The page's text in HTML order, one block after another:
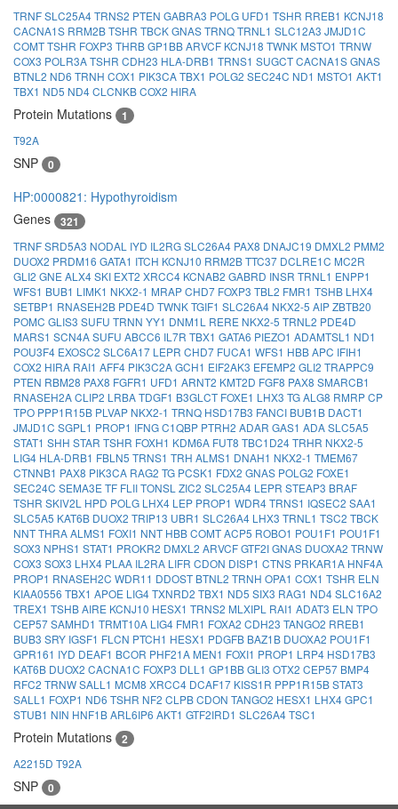
TRNFSLC25A4TRNS2 PTEN GABRA3 POLG UFD1 TSHR RREB1 KCNJ18
CACNA1S RRM2BTSHR TBCKGNASTRNQTRNL1 SLC12A3 JMJD1C
COMTTSHR FOXP3 THRBGP1BBARVCF KCNJ18 TWNK MSTO1 TRNW
COX3 POLR3ATSHR CDH23 HLA-DRB1 TRNS1 SUGCTCACNA1SGNAS
BTNL2 ND6 TRNH COX1 PIK3CATBX1 POLG2 SEC24C ND1 MSTO1 AKT1
TBX1 ND5 ND4CLCNKBCOX2 HIRA
Protein Mutations 1
T92A
SNP 0
HP:0000821: Hypothyroidism
Genes
321
TRNFSRD5A3 NODAL IYD IL2RGSLC26A4 PAX8 DNAJC19 DMXL2 PMM2
DUOX2 PRDM16 GATA1 ITCH KCNJ10 RRM2BTTC37 DCLRE1C MC2R
GLI2 GNE ALX4SKI EXT2 XRCC4 KCNAB2 GABRD INSR TRNL1 ENPP1
WFS1 BUB1 LIMK1 NKX2-1 MRAPCHD7 FOXP3 TBL2 FMR1 TSHB LHX4
SETBP1 RNASEH2B PDE4D TWNKTGIF1 SLC26A4 NKX2-5 AIPZBTB20
POMC GLIS3 SUFU TRNN YY1 DNM1L RERE NKX2-5 TRNL2 PDE4D
MARS1 SCN4ASUFU ABCC6 IL7R TBX1 GATA6 PIEZO1 ADAMTSL1 ND1
POU3F4 EXOSC2 SLC6A17 LEPR CHD7 FUCA1 WFS1 HBBAPC IFIH1
COX2 HIRA RAI1 AFF4 PIK3C2AGCH1 EIF2AK3 EFEMP2 GLI2 TRAPPC9
PTEN RBM28 PAX8 FGFR1 UFD1 ARNT2 KMT2D FGF8 PAX8 SMARCB1
RNASEH2ACLIP2 LRBATDGF1 B3GLCT FOXE1 LHX3 TGALG8 RMRPCP
TPO PPP1R15B PLVAP NKX2-1 TRNQ HSD17B3 FANCI BUB1B DACT1
JMJD1C SGPL1 PROP1 IFNGC1QBP PTRH2 ADAR GAS1 ADASLC5A5
STAT1 SHH STAR TSHR FOXH1 KDM6A FUT8 TBC1D24TRHR NKX2-5
LIG4 HLA-DRB1 FBLN5 TRNS1 TRH ALMS1 DNAH1 NKX2-1 TMEM67
CTNNB1 PAX8 PIK3CA RAG2 TG PCSK1 FDX2 GNAS POLG2 FOXE1
SEC24C SEMA3E TF FLIITONSL ZIC2 SLC25A4 LEPR STEAP3 BRAF
TSHR SKIV2L HPD POLG LHX4 LEP PROP1 WDR4TRNS1 IQSEC2 SAA1
SLC5A5 KAT6B DUOX2 TRIP13 UBR1 SLC26A4 LHX3 TRNL1 TSC2 TBCK
NNTTHRAALMS1 FOXI1 NNT HBBCOMTACP5 ROBO1 POU1F1 POU1F1
SOX3 NPHS1 STAT1 PROKR2 DMXL2 ARVCFGTF2IGNAS DUOXA2 TRNW
COX3 SOX3 LHX4 PLAA IL2RA LIFR CDON DISP1 CTNS PRKAR1A HNF4A
PROP1 RNASEH2C WDR11 DDOST BTNL2 TRNH OPA1 COX1 TSHR ELN
KIAA0556 TBX1 APOE LIG4TXNRD2 TBX1 ND5 SIX3 RAG1 ND4SLC16A2
TREX1 TSHBAIRE KCNJ10 HESX1 TRNS2 MLXIPL RAI1 ADAT3 ELN TPO
CEP57SAMHD1 TRMT10A LIG4 FMR1 FOXA2 CDH23 TANGO2 RREB1
BUB3 SRY IGSF1 FLCN PTCH1 HESX1 PDGFB BAZ1B DUOXA2 POU1F1
GPR161 IYD DEAF1 BCOR PHF21A MEN1 FOXI1 PROP1 LRP4 HSD17B3
KAT6B DUOX2 CACNA1C FOXP3 DLL1 GP1BBGLI3 OTX2 CEP57 BMP4
RFC2 TRNWSALL1 MCM8 XRCC4 DCAF17 KISS1R PPP1R15BSTAT3
SALL1 FOXP1 ND6 TSHR NF2 CLPBCDON TANGO2 HESX1 LHX4GPC1
STUB1 NIN HNF1BARL6IP6 AKT1 GTF2IRD1 SLC26A4TSC1
Protein Mutations 2
A2215D T92A
SNP 0